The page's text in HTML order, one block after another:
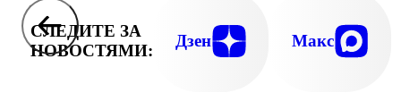
СЛЕДИТЕ ЗА
НОВОСТЯМИ:
Дзен Макс